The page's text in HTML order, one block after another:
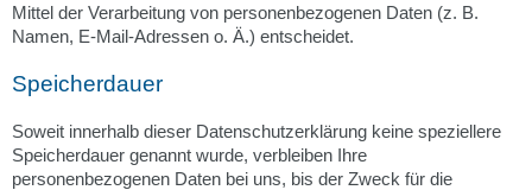
Mittel der Verarbeitung von personenbezogenen Daten (z. B.
Namen, E-Mail-Adressen o. Ä.) entscheidet.
Speicherdauer
Soweit innerhalb dieser Datenschutzerklärung keine speziellere
Speicherdauer genannt wurde, verbleiben Ihre
personenbezogenen Daten bei uns, bis der Zweck für die